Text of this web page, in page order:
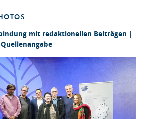
mit redaktionellen Beiträgen |